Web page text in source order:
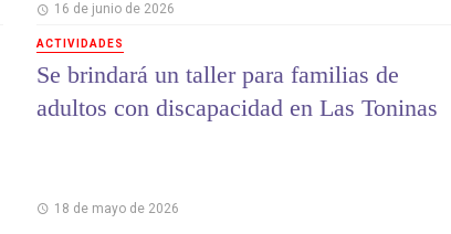
16 de junio de 2026
ACTIVIDADES
Se brindará un taller para familias de
adultos con discapacidad en Las Toninas
18 de mayo de 2026